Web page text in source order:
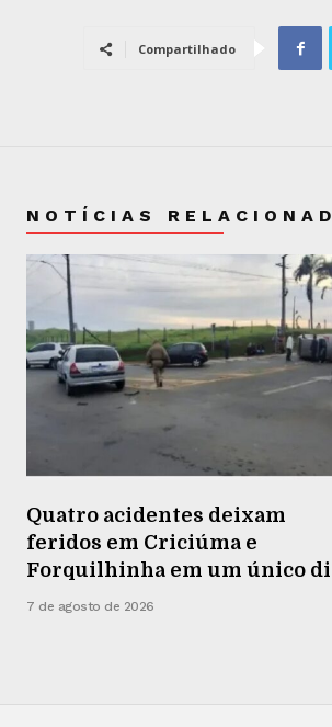
Compartilhado
NOTÍCIAS
Quatro acidentes deixam
feridos em Criciúma e
Forquilhinha em um único
7 de agosto de 2026